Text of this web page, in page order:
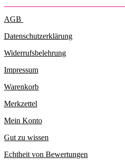
AGB
Datenschutzerklärung
Widerrufsbelehrung
Impressum
Warenkorb
Merkzettel
Mein Konto
Gut zu wissen
Echtheit von Bewertungen